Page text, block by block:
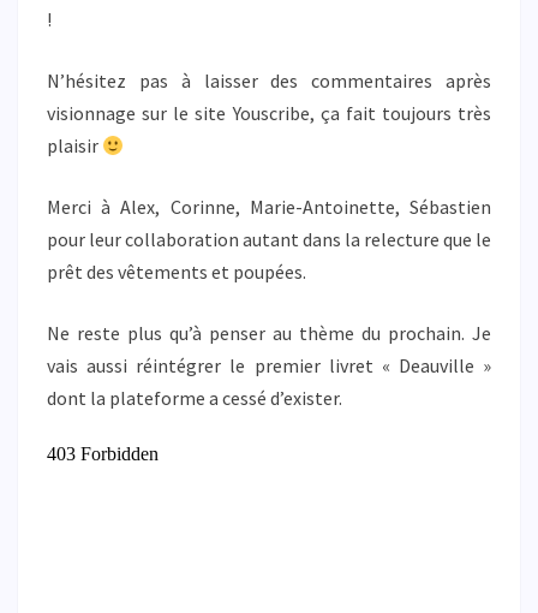
!
N’hésitez pas à laisser des commentaires après
visionnage sur le site Youscribe, ça fait toujours très
plaisir
Merci à Alex, Corinne, Marie-Antoinette, Sébastien
pour leur collaboration autant dans la relecture que le
prêt des vêtements et poupées.
Ne reste plus qu’à penser au thème du prochain. Je
vais aussi réintégrer le premier livret « Deauville »
dont la plateforme a cessé d’exister.